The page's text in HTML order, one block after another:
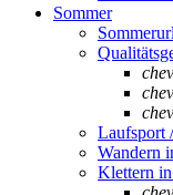
Sommer
Laufsport
Wandern
Klettern